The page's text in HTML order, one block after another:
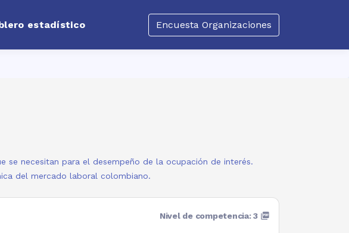
estadístico Encuesta Organizaciones
necesitan para el desempeño de la ocupación de interés.
del mercado laboral colombiano.
Nivel de competencia: 3 picture_as_pdf